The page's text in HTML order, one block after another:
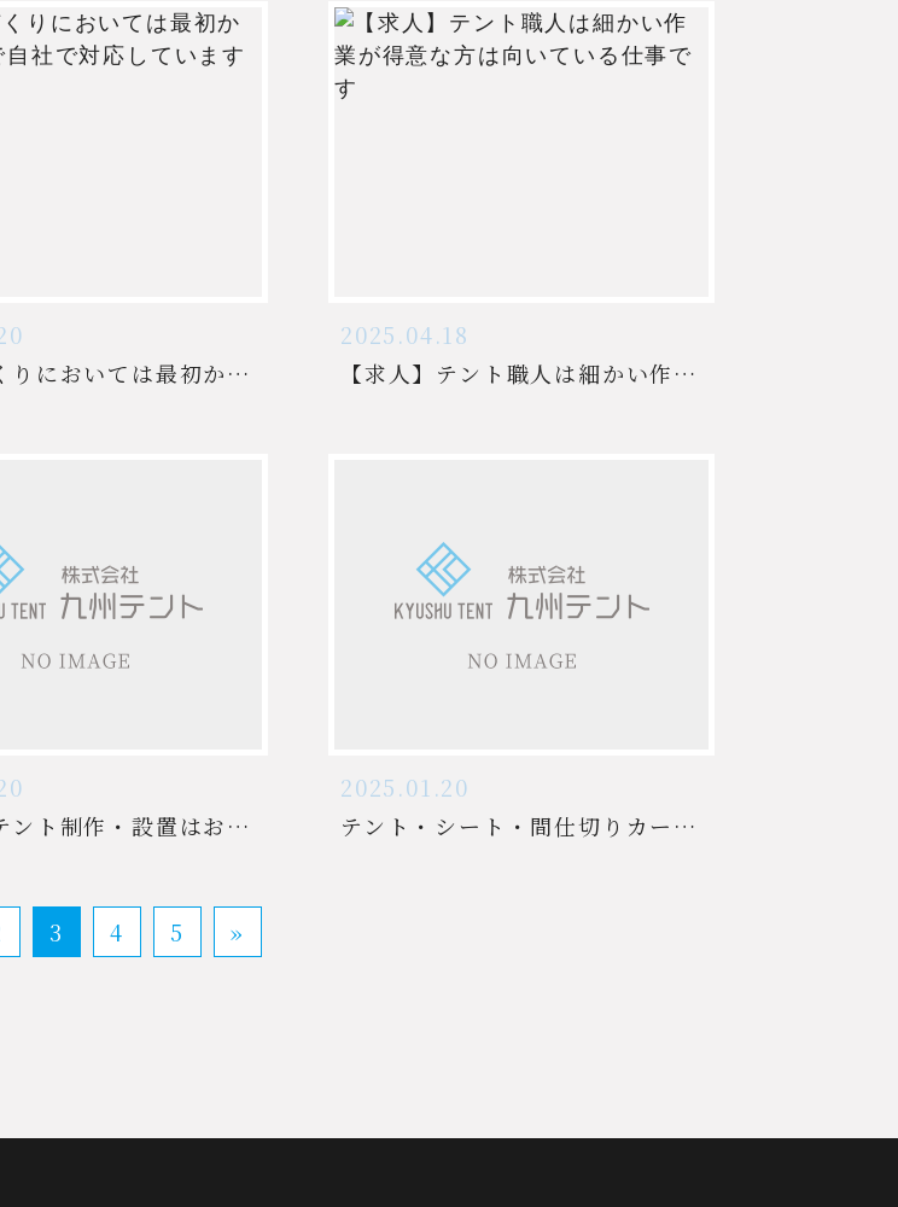
テントづくりにおいては最初から最後まで自社で対応しています
2025.04.18
【求人】テント職人は細かい作業が得意な方は向いている仕事です
福岡でのテント制作・設置はお任せください
2025.01.20
テント・シート・間仕切りカーテンの制作・設置お任せ
3 4 5 »